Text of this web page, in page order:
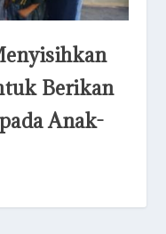
Berikan
Anak-